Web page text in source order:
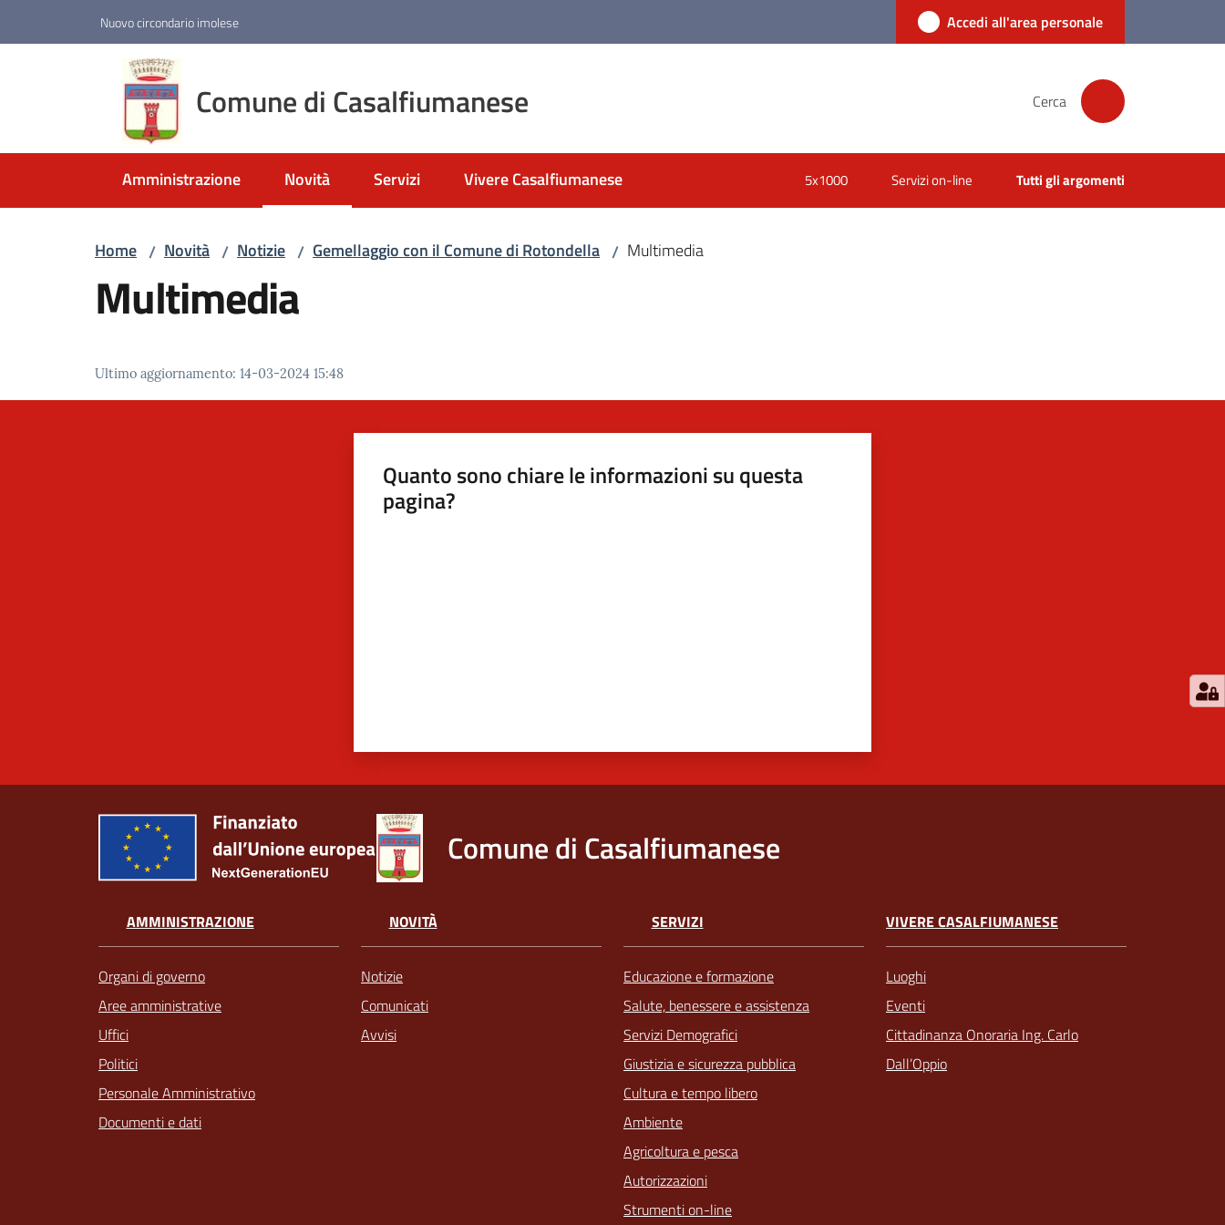
Nuovo circondario imolese Accedi all'area personale
Comune di Casalfiumanese Cerca
Amministrazione Novità
Menu selezionato
Servizi Vivere Casalfiumanese 5x1000 Servizi on-line Tutti gli argomenti
Home / Novità / Notizie / Gemellaggio con il Comune di Rotondella / Multimedia
Multimedia
Ultimo aggiornamento: 14-03-2024 15:48
Quanto sono chiare le informazioni su questa
pagina?
Comune di Casalfiumanese
AMMINISTRAZIONE
Organi di governo
Aree amministrative
Uffici
Politici
Personale Amministrativo
Documenti e dati
NOVITÀ
Notizie
Comunicati
Avvisi
SERVIZI
Educazione e formazione
Salute, benessere e assistenza
Servizi Demografici
Giustizia e sicurezza pubblica
Cultura e tempo libero
Ambiente
Agricoltura e pesca
Autorizzazioni
Strumenti on-line
VIVERE CASALFIUMANESE
Luoghi
Eventi
Cittadinanza Onoraria Ing. Carlo
Dall’Oppio